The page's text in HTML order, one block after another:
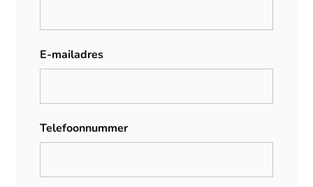
E-mailadres
Telefoonnummer